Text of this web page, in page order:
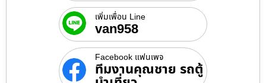
เพิ่มเพื่อน Line
van958
Facebook แฟนเพจ
ทีมงานคุณชาย รถตู้